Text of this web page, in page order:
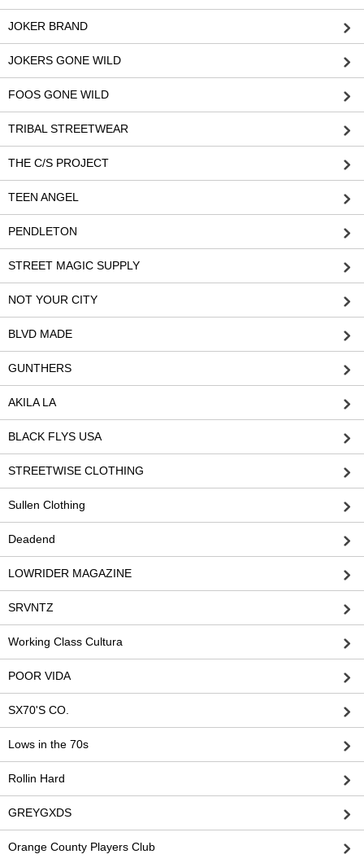
JOKER BRAND
JOKERS GONE WILD
FOOS GONE WILD
TRIBAL STREETWEAR
THE C/S PROJECT
TEEN ANGEL
PENDLETON
STREET MAGIC SUPPLY
NOT YOUR CITY
BLVD MADE
GUNTHERS
AKILA LA
BLACK FLYS USA
STREETWISE CLOTHING
Sullen Clothing
Deadend
LOWRIDER MAGAZINE
SRVNTZ
Working Class Cultura
POOR VIDA
SX70'S CO.
Lows in the 70s
Rollin Hard
GREYGXDS
Orange County Players Club